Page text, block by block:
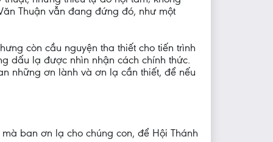
Thuận vẫn đang đứng đó, như một
còn cầu nguyện tha thiết cho tiến trình
dấu lạ được nhìn nhận cách chính thức.
những ơn lành và ơn lạ cần thiết, để nếu
ban ơn lạ cho chúng con, để Hội Thánh